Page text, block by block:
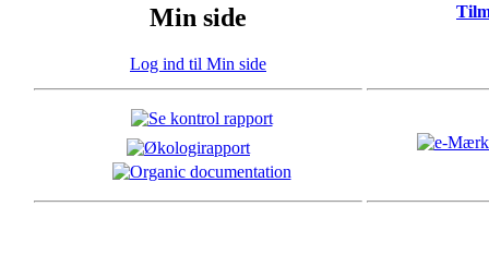
Min side
Log ind til Min side